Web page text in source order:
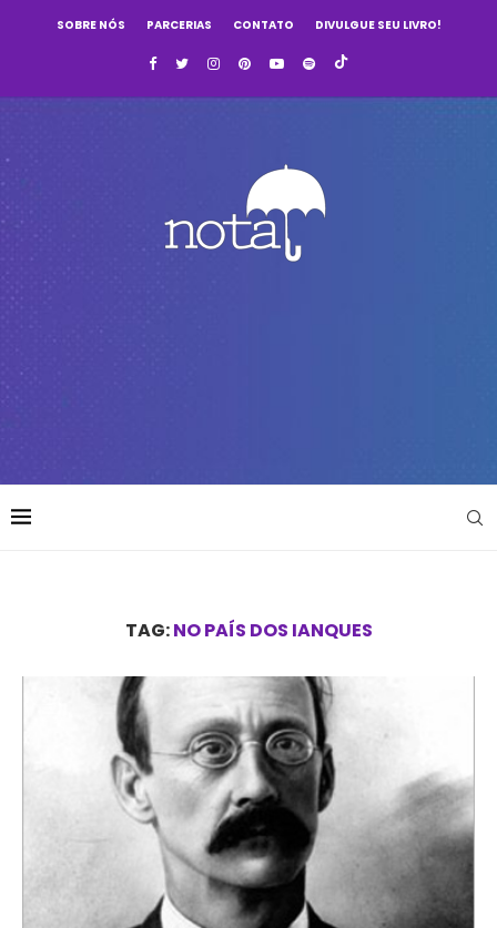
SOBRE NÓS PARCERIAS CONTATO DIVULGUE SEU LIVRO!
TAG:NO PAÍS DOS IANQUES